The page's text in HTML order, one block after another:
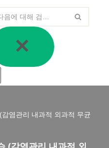
염관리 내과적 외과적 무균